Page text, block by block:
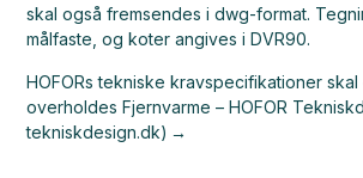
skal også fremsendes i dwg-format.
målfaste, og koter angives i DVR90.
HOFORs tekniske kravspecifikationer
overholdesFjernvarme – HOFOR
tekniskdesign.dk)